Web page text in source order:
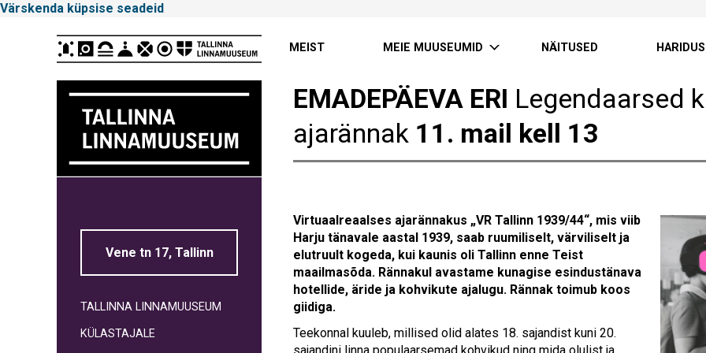
Värskenda küpsise seadeid
MEIST MEIE MUUSEUMID NÄITUSED HARIDUS
Vene tn 17, Tallinn
TALLINNA LINNAMUUSEUM
KÜLASTAJALE
EMADEPÄEVA ERI Legendaarsed
ajarännak 11. mail kell 13
Virtuaalreaalses ajarännakus „VR Tallinn 1939/44“, mis viib
Harju tänavale aastal 1939, saab ruumiliselt, värviliselt ja
elutruult kogeda, kui kaunis oli Tallinn enne Teist
maailmasõda. Rännakul avastame kunagise esindustänava
hotellide, äride ja kohvikute ajalugu. Rännak toimub koos
giidiga.
Teekonnal kuuleb, millised olid alates 18. sajandist kuni 20.